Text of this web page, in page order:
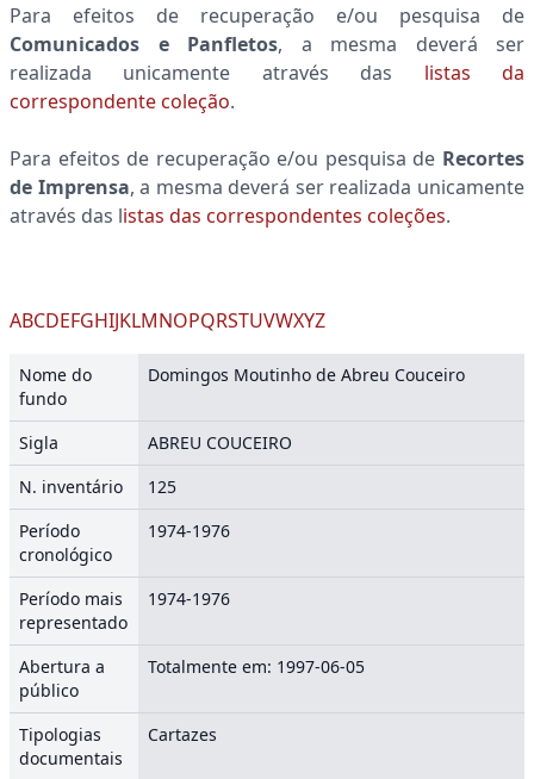
Para efeitos de recuperação e/ou pesquisa de
Comunicados e Panfletos, a mesma deverá ser
realizada unicamente através das listas da
correspondente coleção.
Para efeitos de recuperação e/ou pesquisa de Recortes
de Imprensa, a mesma deverá ser realizada unicamente
através das listas das correspondentes coleções.
ABCDEFGHIJKLMNOPQRSTUVWXYZ
Nome do
fundo
Domingos Moutinho de Abreu Couceiro
Sigla
ABREU COUCEIRO
N. inventário
125
Período
cronológico
1974-1976
Período mais
representado
1974-1976
Abertura a
público
Totalmente em: 1997-06-05
Tipologias
documentais
Cartazes